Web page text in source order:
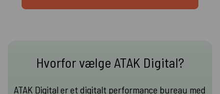
Hvorfor vælge ATAK Digital?
ATAK Digital er et digitalt performance bureau med